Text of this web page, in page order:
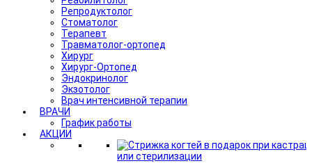
Репродуктолог
Стоматолог
Терапевт
Травматолог-ортопед
Хирург
Хирург-Ортопед
Эндокринолог
Экзотолог
Врач интенсивной терапии
ВРАЧИ
График работы
АКЦИИ